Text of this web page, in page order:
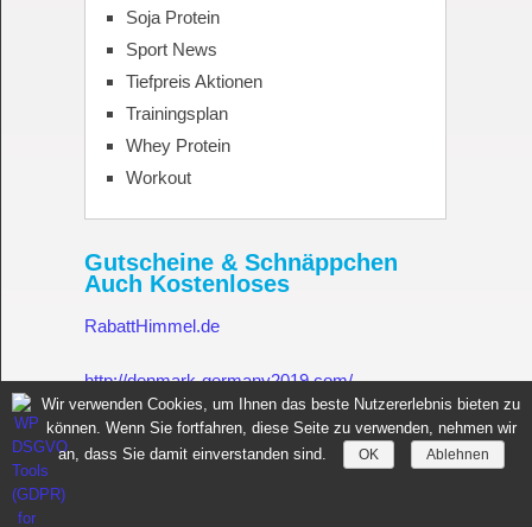
Soja Protein
Sport News
Tiefpreis Aktionen
Trainingsplan
Whey Protein
Workout
Gutscheine & Schnäppchen
Auch Kostenloses
RabattHimmel.de
http://denmark-germany2019.com/
Gutschein.Rabatthimmel.de
Sportnahrung für Muskelaufbau Fitness Made in Germany
Wir verwenden Cookies, um Ihnen das beste Nutzererlebnis bieten zu
können. Wenn Sie fortfahren, diese Seite zu verwenden, nehmen wir
an, dass Sie damit einverstanden sind.
OK Ablehnen